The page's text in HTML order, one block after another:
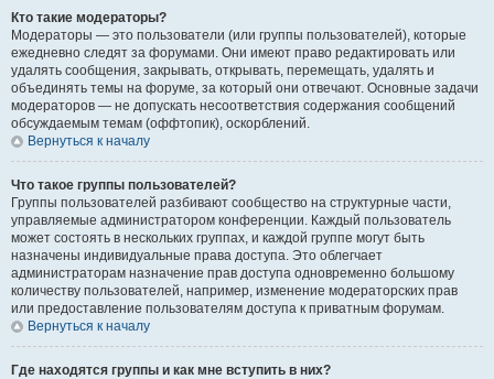
Кто такие модераторы?
Модераторы — это пользователи (или группы пользователей), которые
ежедневно следят за форумами. Они имеют право редактировать или
удалять сообщения, закрывать, открывать, перемещать, удалять и
объединять темы на форуме, за который они отвечают. Основные задачи
модераторов — не допускать несоответствия содержания сообщений
обсуждаемым темам (оффтопик), оскорблений.
Вернуться к началу
Что такое группы пользователей?
Группы пользователей разбивают сообщество на структурные части,
управляемые администратором конференции. Каждый пользователь
может состоять в нескольких группах, и каждой группе могут быть
назначены индивидуальные права доступа. Это облегчает
администраторам назначение прав доступа одновременно большому
количеству пользователей, например, изменение модераторских прав
или предоставление пользователям доступа к приватным форумам.
Вернуться к началу
Где находятся группы и как мне вступить в них?